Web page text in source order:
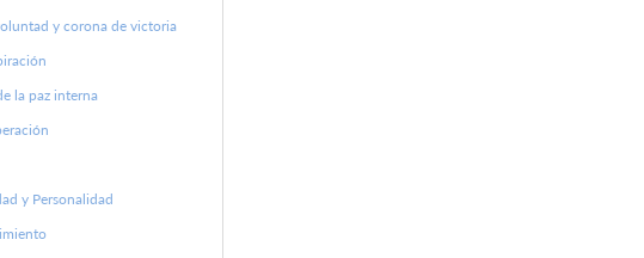
y corona de victoria
la paz interna
y Personalidad